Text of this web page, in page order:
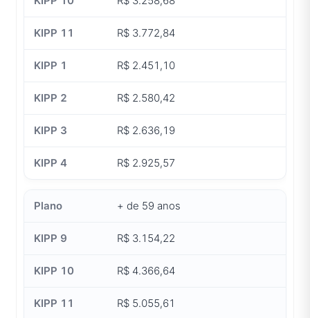
R$ 3.772,84
R$ 2.451,10
R$ 2.580,42
R$ 2.636,19
R$ 2.925,57
+ de 59 anos
R$ 3.154,22
R$ 4.366,64
R$ 5.055,61